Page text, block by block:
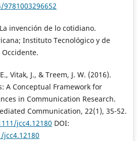
invención de lo cotidiano.
Instituto Tecnológico y de
Vitak, J., & Treem, J. W. (2016).
A Conceptual Framework for
in Communication Research.
Communication, 22(1), 35-52.
jcc4.12180 DOI: